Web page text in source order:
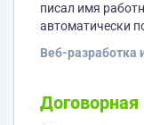
писал имя
автоматически
3500. это ставка его я написал 10 раз
же 10 раз по 3500 или какое-то подобное решение
чтобы я когда
Веб-разработка
Договорная